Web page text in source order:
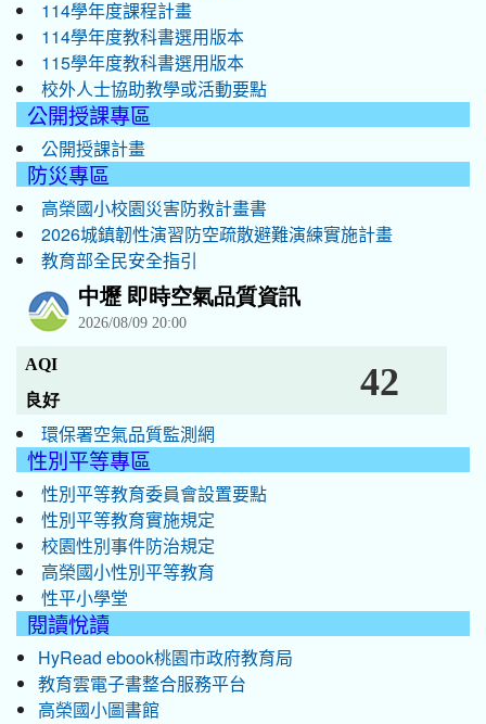
114學年度課程計畫
114學年度教科書選用版本
115學年度教科書選用版本
校外人士協助教學或活動要點
公開授課專區
公開授課計畫
防災專區
高榮國小校園災害防救計畫書
2026城鎮韌性演習防空疏散避難演練實施計畫
教育部全民安全指引
環保署空氣品質監測網
性別平等專區
性別平等教育委員會設置要點
性別平等教育實施規定
校園性別事件防治規定
高榮國小性別平等教育
性平小學堂
閱讀悅讀
HyRead ebook桃園市政府教育局
教育雲電子書整合服務平台
高榮國小圖書館